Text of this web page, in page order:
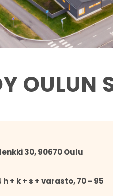
OULUN
30, 90670 Oulu
h + k + s + varasto, 70 - 95